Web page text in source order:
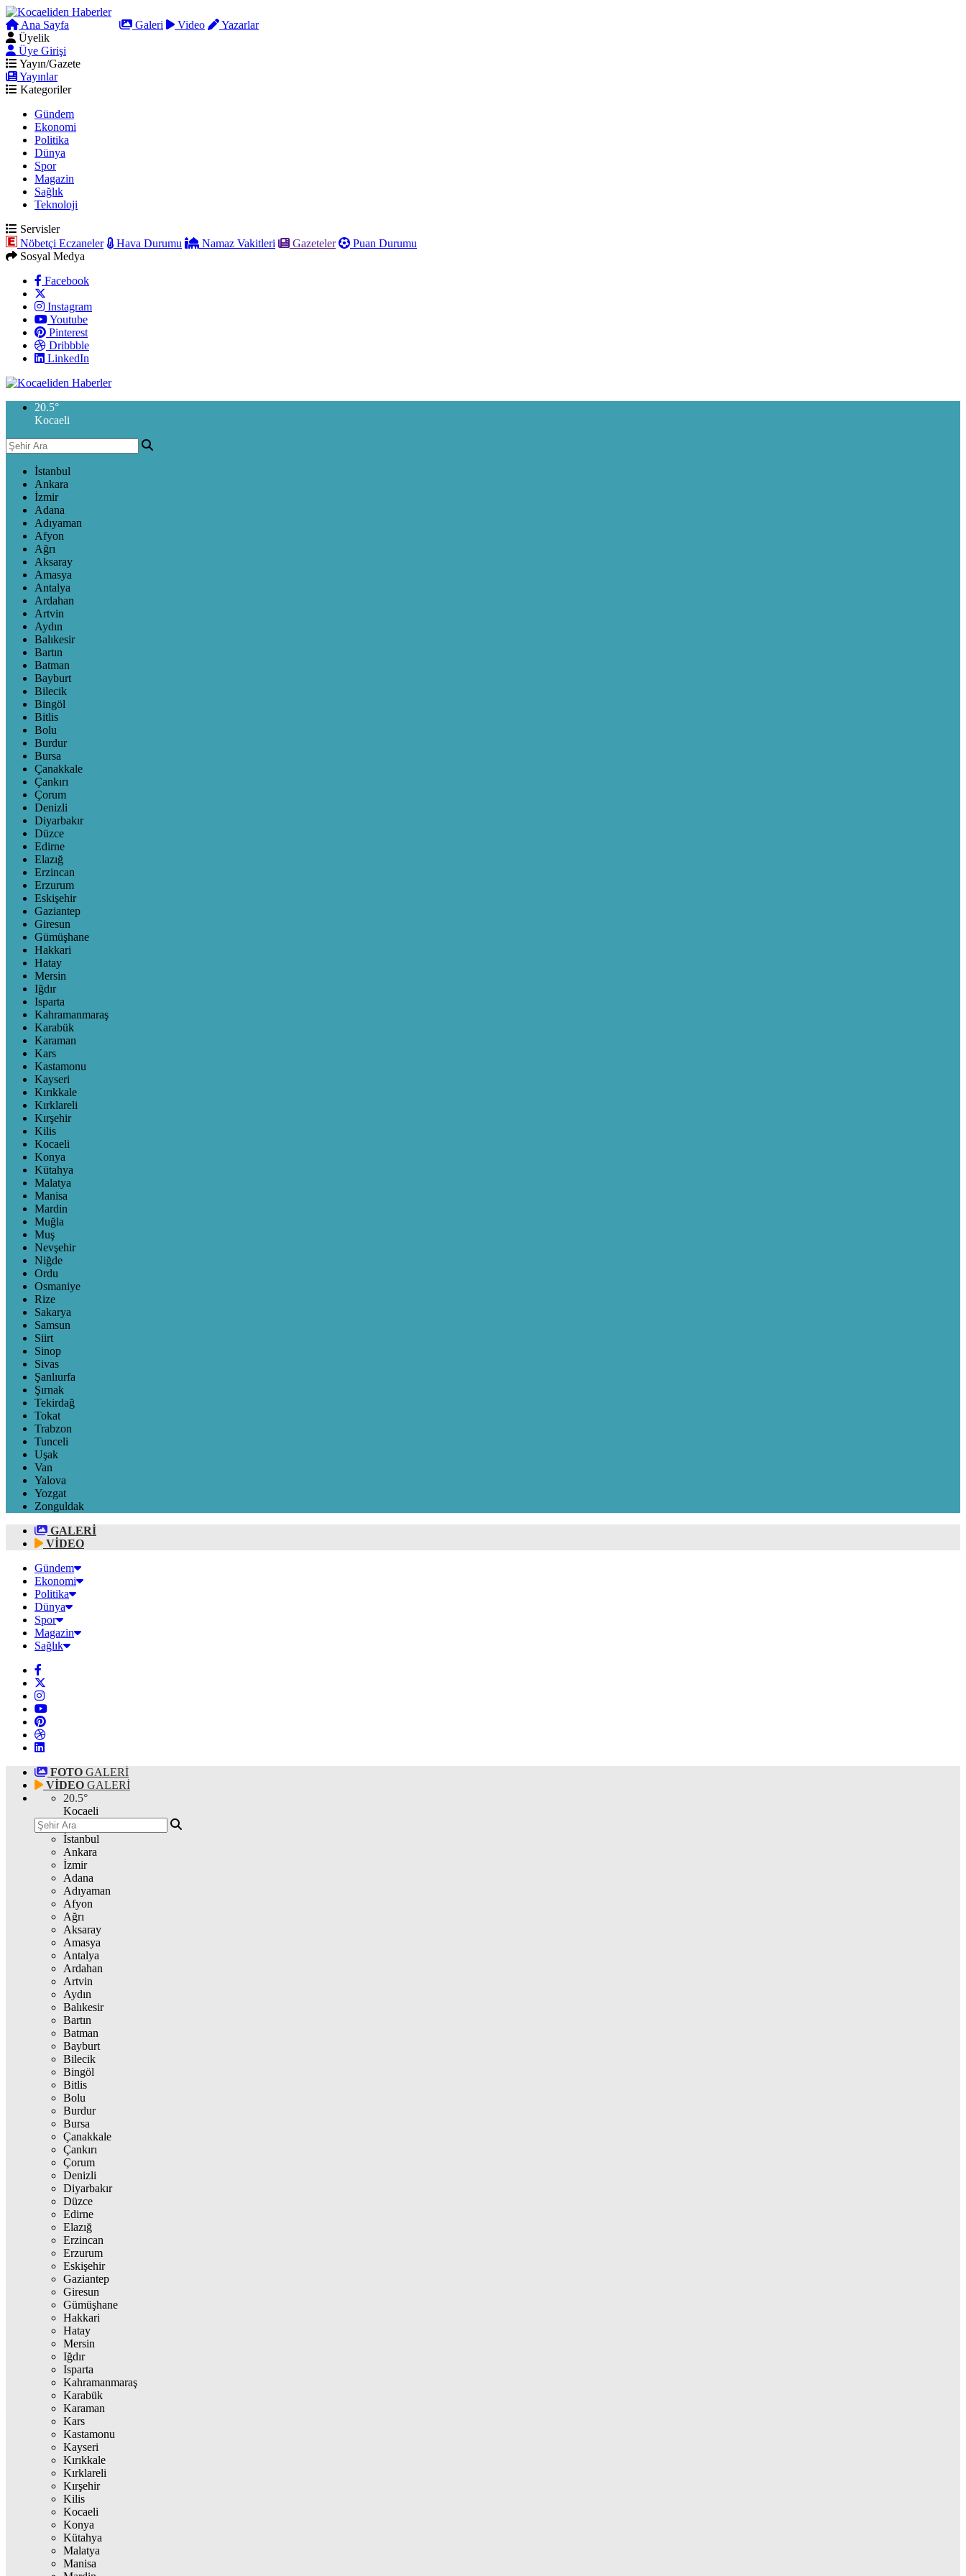
Ana Sayfa Galeri Video
Yazarlar
Üyelik
Üye Girişi
Yayın/Gazete
Yayınlar
Kategoriler
Gündem
Ekonomi
Politika
Dünya
Spor
Magazin
Sağlık
Teknoloji
Servisler
Nöbetçi Eczaneler
Hava Durumu Namaz Vakitleri Gazeteler
Puan Durumu
Sosyal Medya
Facebook
Instagram
Youtube
Pinterest
Dribbble
LinkedIn
20.5°
Kocaeli
İstanbul
Ankara
İzmir
Adana
Adıyaman
Afyon
Ağrı
Aksaray
Amasya
Antalya
Ardahan
Artvin
Aydın
Balıkesir
Bartın
Batman
Bayburt
Bilecik
Bingöl
Bitlis
Bolu
Burdur
Bursa
Çanakkale
Çankırı
Çorum
Denizli
Diyarbakır
Düzce
Edirne
Elazığ
Erzincan
Erzurum
Eskişehir
Gaziantep
Giresun
Gümüşhane
Hakkari
Hatay
Mersin
Iğdır
Isparta
Kahramanmaraş
Karabük
Karaman
Kars
Kastamonu
Kayseri
Kırıkkale
Kırklareli
Kırşehir
Kilis
Kocaeli
Konya
Kütahya
Malatya
Manisa
Mardin
Muğla
Muş
Nevşehir
Niğde
Ordu
Osmaniye
Rize
Sakarya
Samsun
Siirt
Sinop
Sivas
Şanlıurfa
Şırnak
Tekirdağ
Tokat
Trabzon
Tunceli
Uşak
Van
Yalova
Yozgat
Zonguldak
GALERİ
VİDEO
Gündem
Ekonomi
Politika
Dünya
Spor
Magazin
Sağlık
FOTO GALERİ
VİDEO GALERİ
20.5°
Kocaeli
İstanbul
Ankara
İzmir
Adana
Adıyaman
Afyon
Ağrı
Aksaray
Amasya
Antalya
Ardahan
Artvin
Aydın
Balıkesir
Bartın
Batman
Bayburt
Bilecik
Bingöl
Bitlis
Bolu
Burdur
Bursa
Çanakkale
Çankırı
Çorum
Denizli
Diyarbakır
Düzce
Edirne
Elazığ
Erzincan
Erzurum
Eskişehir
Gaziantep
Giresun
Gümüşhane
Hakkari
Hatay
Mersin
Iğdır
Isparta
Kahramanmaraş
Karabük
Karaman
Kars
Kastamonu
Kayseri
Kırıkkale
Kırklareli
Kırşehir
Kilis
Kocaeli
Konya
Kütahya
Malatya
Manisa